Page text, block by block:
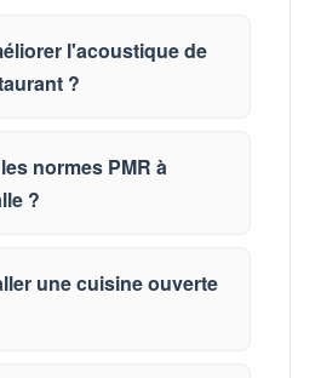
l'acoustique de
?
normes PMR à
?
une cuisine ouverte